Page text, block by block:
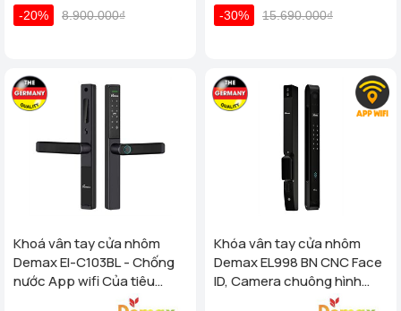
-20% 8.900.000₫ -30% 15.690.000₫
Khoá vân tay cửa nhôm
Demax El-C103BL - Chống
nước App wifi Của tiêu
Khóa vân tay cửa nhôm
Demax EL998 BN CNC Face
ID, Camera chuông hình
chống nước của tiêu chuẩn